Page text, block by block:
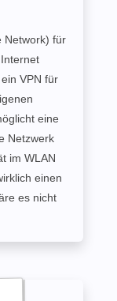
Network) für
VPN für
eine
Netzwerk
im WLAN
einen
es nicht